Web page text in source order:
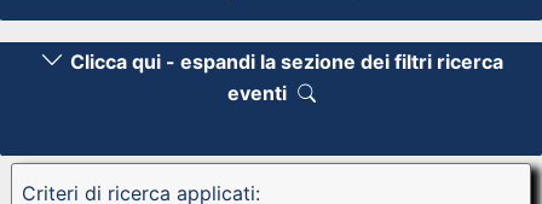
Clicca qui - espandi la sezione dei filtri ricerca
eventi
Criteri di ricerca applicati: